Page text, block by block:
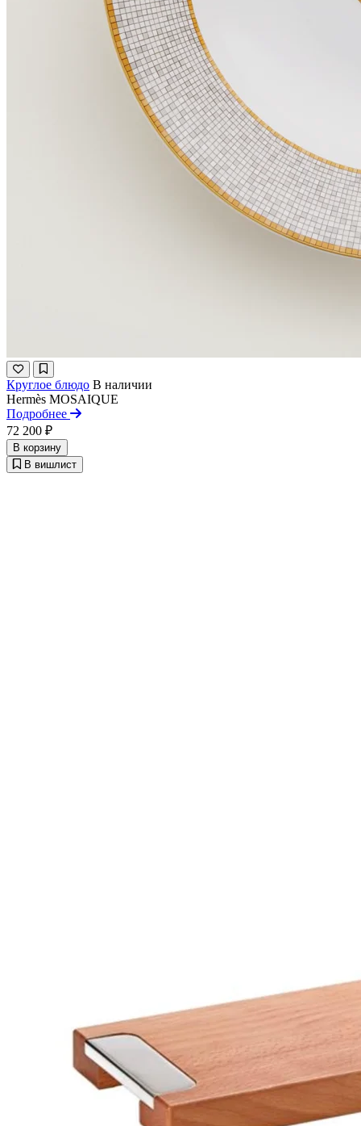
Круглое блюдо В наличии
Hermès MOSAIQUE
Подробнее
72 200 ₽
В корзину
В вишлист